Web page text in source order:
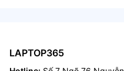
LAPTOP365